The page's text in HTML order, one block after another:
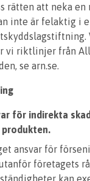
rätten att neka en
inte är felaktig i
vi riktlinjer från
se arn.se.
för indirekta
produkten.
ansvar för
företagets
kan